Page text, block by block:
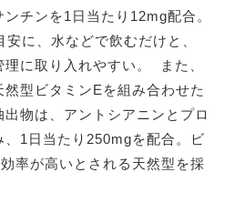
チンを1日当たり12mg配合。
に、水などで飲むだけと、
に取り入れやすい。 また、
型ビタミンEを組み合わせた
物は、アントシアニンとプロ
1日当たり250mgを配合。ビ
率が高いとされる天然型を採